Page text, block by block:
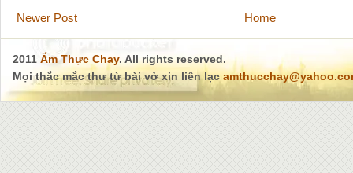
Newer Post Home
2011 Ẩm Thực Chay. All rights reserved.
Mọi thắc mắc thư từ bài vở xin liên lạc